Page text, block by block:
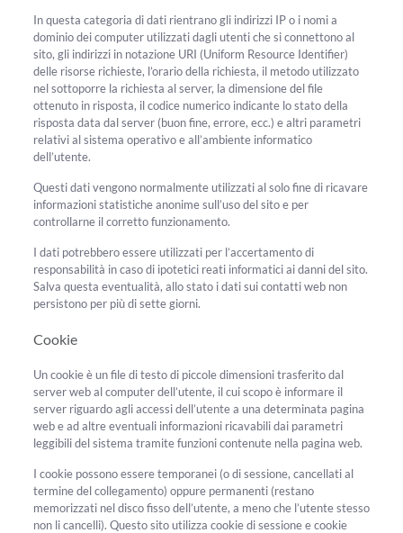
In questa categoria di dati rientrano gli indirizzi IP o i nomi a
dominio dei computer utilizzati dagli utenti che si connettono al
sito, gli indirizzi in notazione URI (Uniform Resource Identifier)
delle risorse richieste, l’orario della richiesta, il metodo utilizzato
nel sottoporre la richiesta al server, la dimensione del file
ottenuto in risposta, il codice numerico indicante lo stato della
risposta data dal server (buon fine, errore, ecc.) e altri parametri
relativi al sistema operativo e all’ambiente informatico
dell’utente.
Questi dati vengono normalmente utilizzati al solo fine di ricavare
informazioni statistiche anonime sull’uso del sito e per
controllarne il corretto funzionamento.
I dati potrebbero essere utilizzati per l’accertamento di
responsabilità in caso di ipotetici reati informatici ai danni del sito.
Salva questa eventualità, allo stato i dati sui contatti web non
persistono per più di sette giorni.
Cookie
Un cookie è un file di testo di piccole dimensioni trasferito dal
server web al computer dell’utente, il cui scopo è informare il
server riguardo agli accessi dell’utente a una determinata pagina
web e ad altre eventuali informazioni ricavabili dai parametri
leggibili del sistema tramite funzioni contenute nella pagina web.
I cookie possono essere temporanei (o di sessione, cancellati al
termine del collegamento) oppure permanenti (restano
memorizzati nel disco fisso dell’utente, a meno che l’utente stesso
non li cancelli). Questo sito utilizza cookie di sessione e cookie